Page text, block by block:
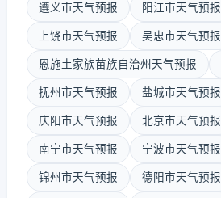
遵义市天气预报 阳江市天气预报
上饶市天气预报 吴忠市天气预报
恩施土家族苗族自治州天气预报
抚州市天气预报 盐城市天气预报
庆阳市天气预报 北京市天气预报
南宁市天气预报 宁波市天气预报
锦州市天气预报 德阳市天气预报